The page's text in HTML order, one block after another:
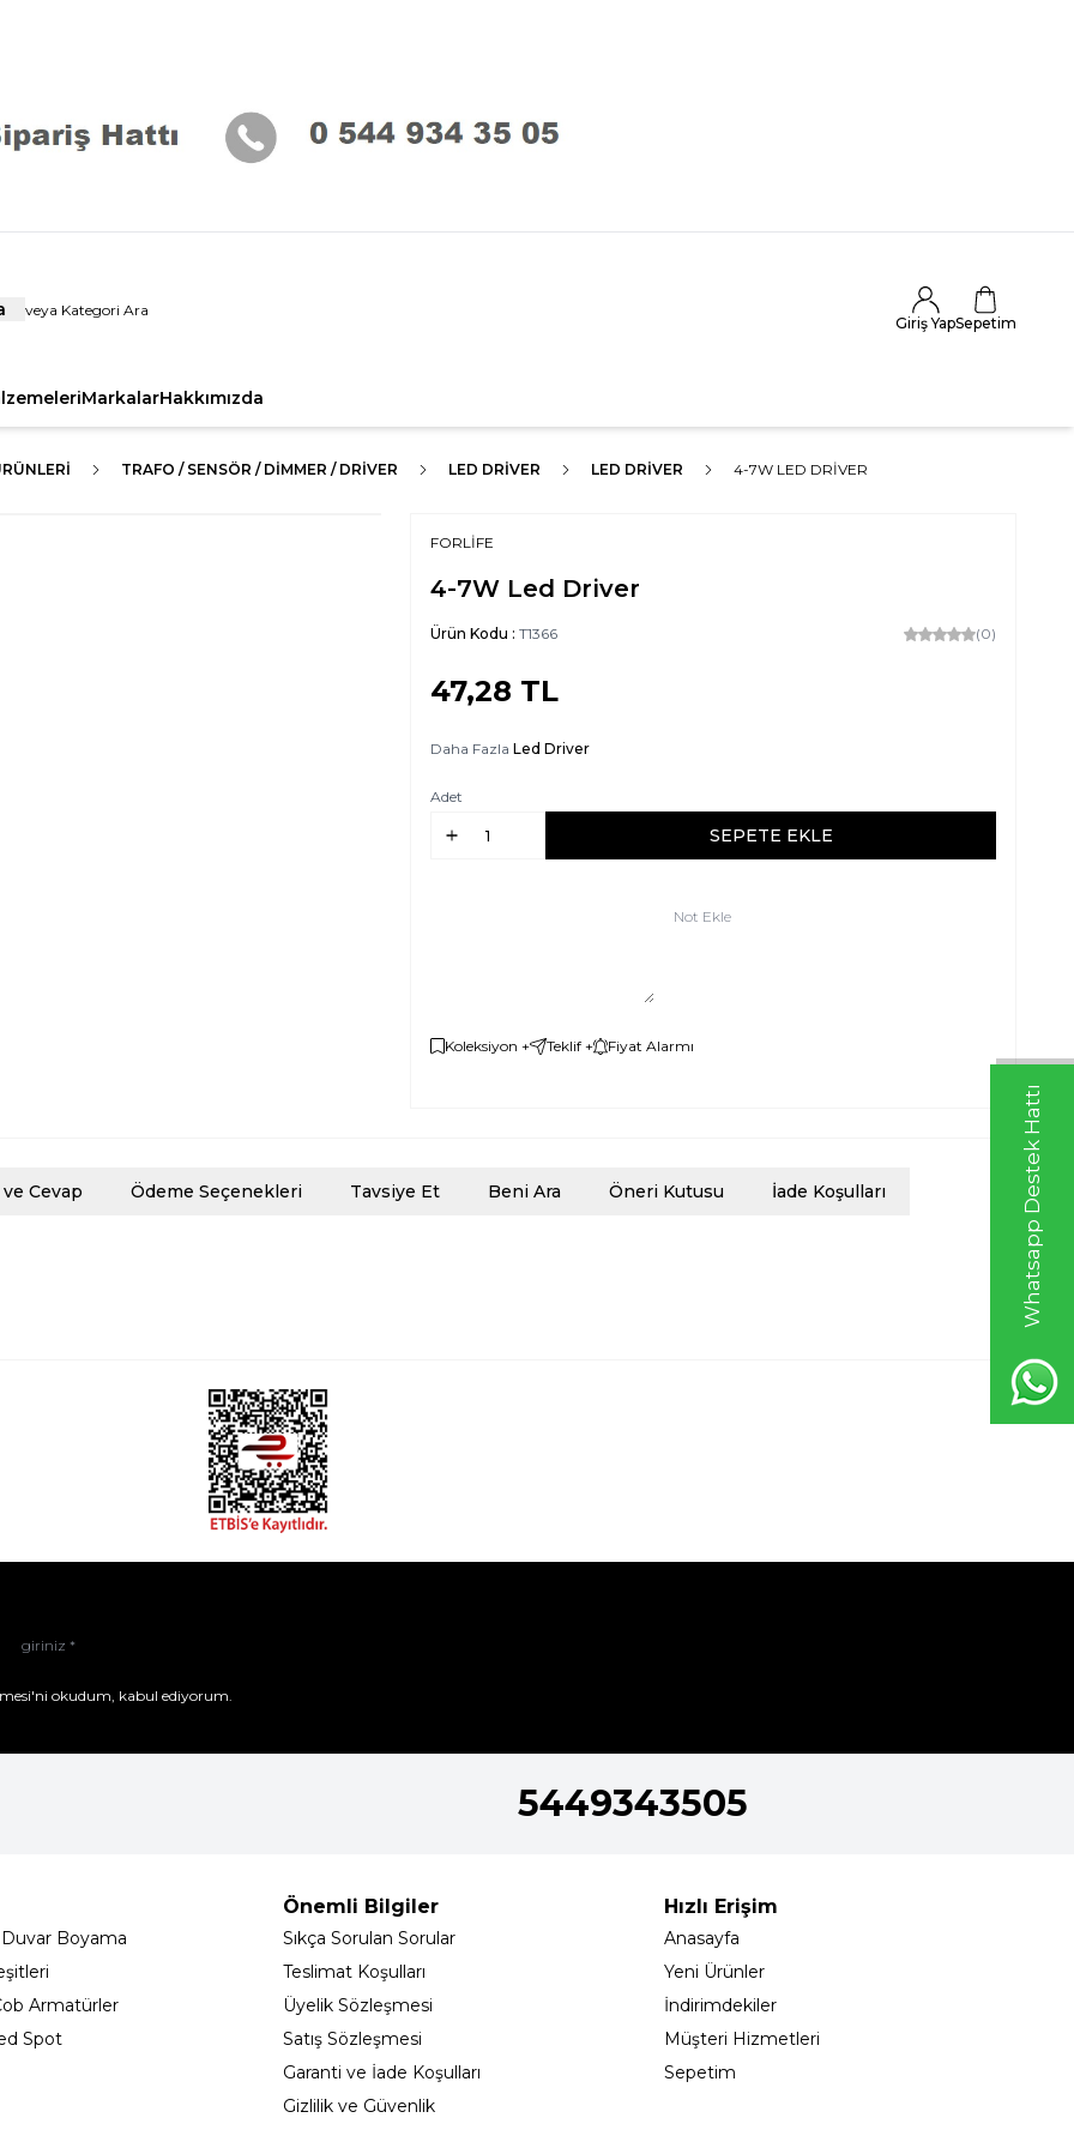
Whatsapp Destek Hattı
Giriş YapSepetim
MarkalarHakkımızda
TRAFO / SENSÖR / DİMMER / DRİVER LED DRIVER LED DRIVER 4-7W LED DRIVER
FORLİFE
4-7W Led Driver
Ürün Kodu : T1366 (0)
47,28 TL
Daha Fazla Led Driver
Adet
SEPETE EKLE
Not Ekle
Koleksiyon + Teklif + Fiyat Alarmı
Cevap Ödeme Seçenekleri Tavsiye Et Beni Ara Öneri Kutusu İade Koşulları
okudum, kabul ediyorum.
5449343505
Boyama
Armatürler
Spot
Önemli Bilgiler
Sıkça Sorulan Sorular
Teslimat Koşulları
Üyelik Sözleşmesi
Satış Sözleşmesi
Garanti ve İade Koşulları
Gizlilik ve Güvenlik
Hızlı Erişim
Anasayfa
Yeni Ürünler
İndirimdekiler
Müşteri Hizmetleri
Sepetim